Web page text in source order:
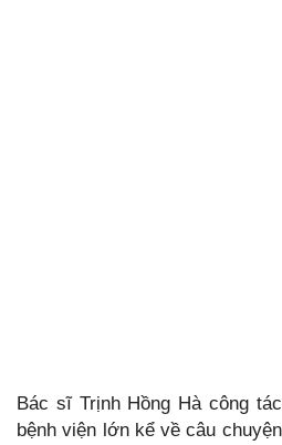
Bác sĩ Trịnh Hồng Hà công
bệnh viện lớn kể về câu